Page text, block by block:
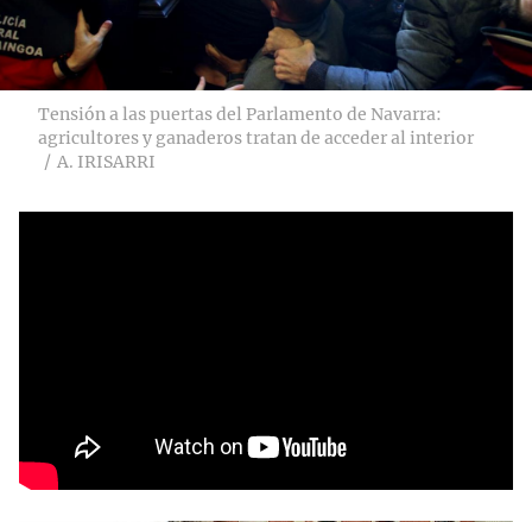
Tensión a las puertas del Parlamento de Navarra:
agricultores y ganaderos tratan de acceder al interior
A. IRISARRI